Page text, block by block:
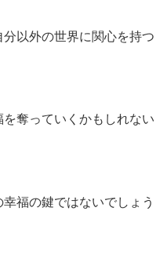
以外の世界に関心を持つ
奪っていくかもしれない
福の鍵ではないでしょう